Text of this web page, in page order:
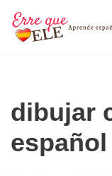
Saltar
dibujar
español